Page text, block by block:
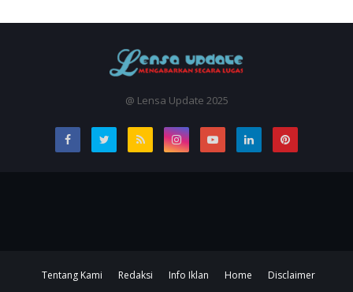
@ Lensa Update 2025
Tentang Kami Redaksi Info Iklan Home Disclaimer